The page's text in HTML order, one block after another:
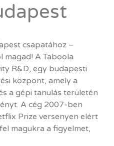
csapatához –
magad! A Taboola
R&D, egy budapesti
központ, amely a
a gépi tanulás területén
A cég 2007-ben
Prize versenyen elért
magukra a figyelmet,